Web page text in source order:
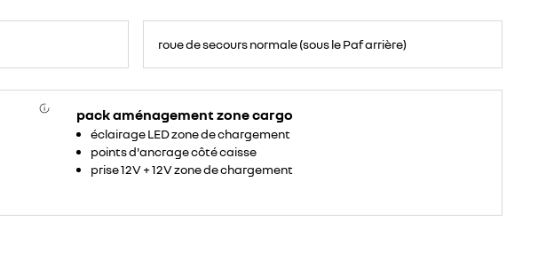
roue de secours normale (sous le Paf arrière)
pack aménagement zone cargo
éclairage LED zone de chargement
points d'ancrage côté caisse
prise 12V + 12V zone de chargement